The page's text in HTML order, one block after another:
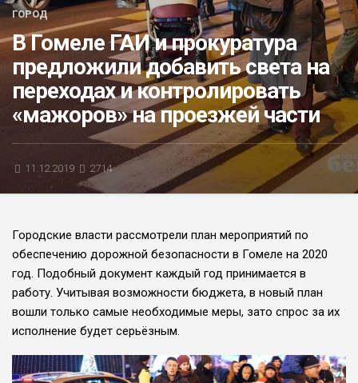
БЛИЦ-ОПРОС
АФИША
ГОРОД
В Гомеле ГАИ и прокуратура
предложили добавить света на
переходах и контролировать
«мажоров» на проезжей части
11.12.2019 2714
Городские власти рассмотрели план мероприятий по
обеспечению дорожной безопасности в Гомеле на 2020
год. Подобный документ каждый год принимается в
работу. Учитывая возможности бюджета, в новый план
вошли только самые необходимые меры, зато спрос за их
исполнение будет серьёзным.